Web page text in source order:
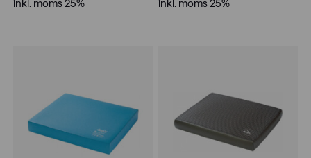
inkl. moms 25% inkl. moms 25%